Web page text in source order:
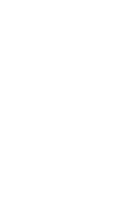
predstavil
prestrelku! V
v prvej minúte